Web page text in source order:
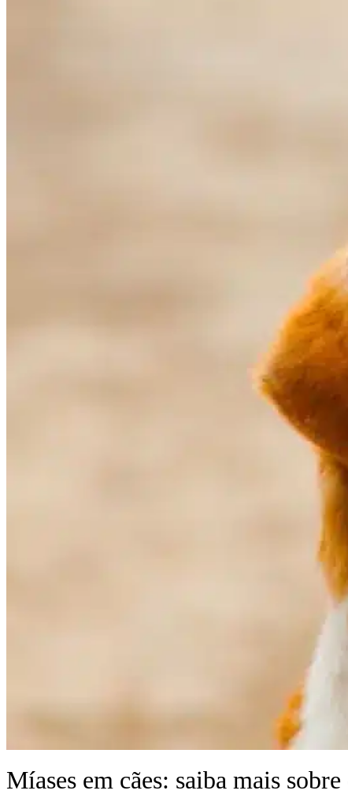
Míases em cães: saiba mais sobre